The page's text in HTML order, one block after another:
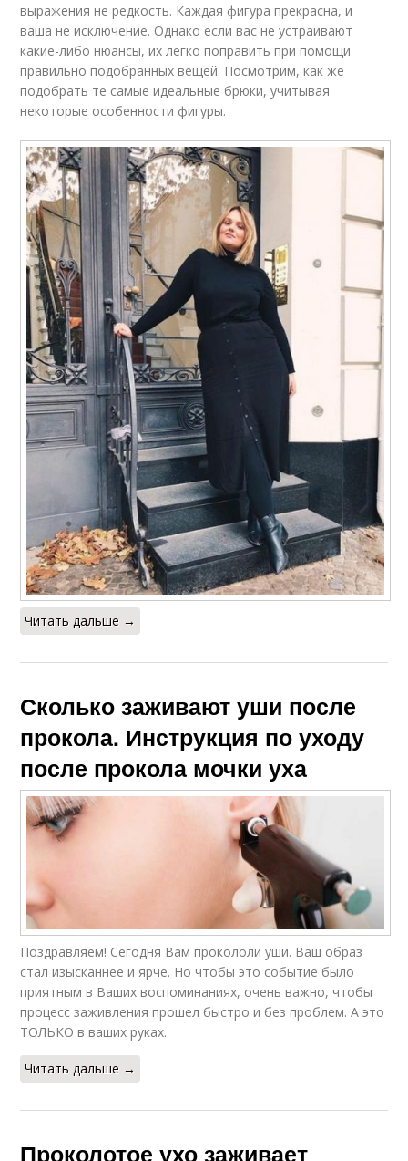
выражения не редкость. Каждая фигура прекрасна, и
ваша не исключение. Однако если вас не устраивают
какие-либо нюансы, их легко поправить при помощи
правильно подобранных вещей. Посмотрим, как же
подобрать те самые идеальные брюки, учитывая
некоторые особенности фигуры.
Читать дальше →
Сколько заживают уши после
прокола. Инструкция по уходу
после прокола мочки уха
Поздравляем! Сегодня Вам прокололи уши. Ваш образ
стал изысканнее и ярче. Но чтобы это событие было
приятным в Ваших воспоминаниях, очень важно, чтобы
процесс заживления прошел быстро и без проблем. А это
ТОЛЬКО в ваших руках.
Читать дальше →
Проколотое ухо заживает